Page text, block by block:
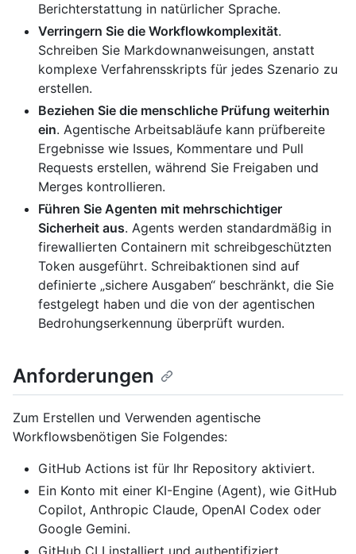
Berichterstattung in natürlicher Sprache.
Verringern Sie die Workflowkomplexität.
Schreiben Sie Markdownanweisungen, anstatt
komplexe Verfahrensskripts für jedes Szenario zu
erstellen.
Beziehen Sie die menschliche Prüfung weiterhin
ein. Agentische Arbeitsabläufe kann prüfbereite
Ergebnisse wie Issues, Kommentare und Pull
Requests erstellen, während Sie Freigaben und
Merges kontrollieren.
Führen Sie Agenten mit mehrschichtiger
Sicherheit aus. Agents werden standardmäßig in
firewallierten Containern mit schreibgeschützten
Token ausgeführt. Schreibaktionen sind auf
definierte „sichere Ausgaben“ beschränkt, die Sie
festgelegt haben und die von der agentischen
Bedrohungserkennung überprüft wurden.
Anforderungen
Zum Erstellen und Verwenden agentische
Workflowsbenötigen Sie Folgendes:
GitHub Actions ist für Ihr Repository aktiviert.
Ein Konto mit einer KI-Engine (Agent), wie GitHub
Copilot, Anthropic Claude, OpenAI Codex oder
Google Gemini.
GitHub CLI installiert und authentifiziert